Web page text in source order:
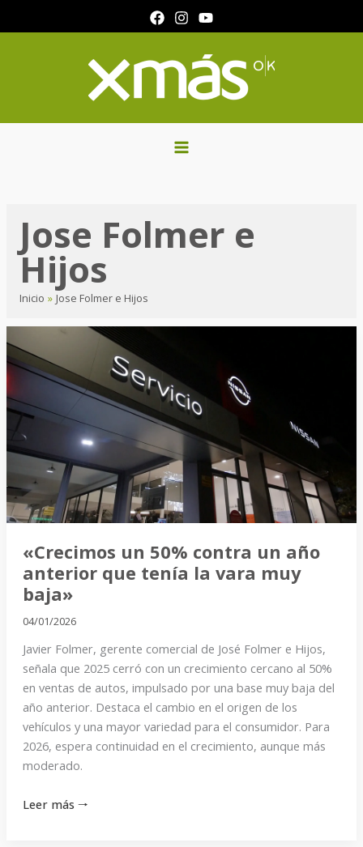
al
Jose Folmer e
Hijos
Inicio Jose Folmer e Hijos
«Crecimos un 50% contra un año
anterior que tenía la vara muy
baja»
04/01/2026
Javier Folmer, gerente comercial de José Folmer e Hijos,
señala que 2025 cerró con un crecimiento cercano al 50%
en ventas de autos, impulsado por una base muy baja del
año anterior. Destaca el cambio en el origen de los
vehículos y una mayor variedad para el consumidor. Para
2026, espera continuidad en el crecimiento, aunque más
moderado.
un
50%
contra
un
año
anterior
que
tenía
la
vara
muy
baja»
Leer más 🠒